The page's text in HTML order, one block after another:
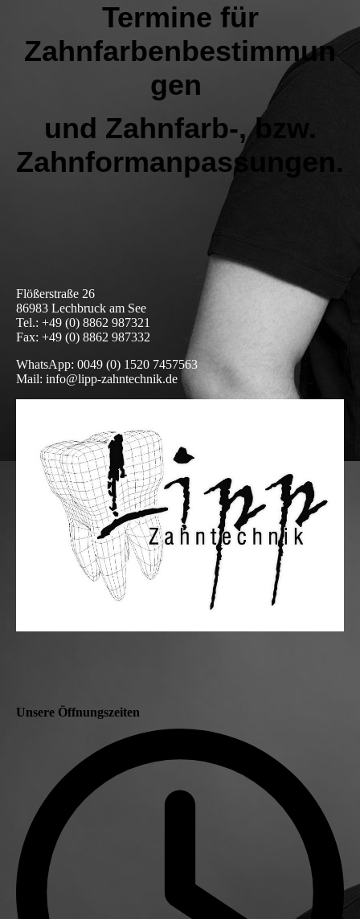
Termine für
Zahnfarbenbestimmun
gen
und Zahnfarb-, bzw.
Zahnformanpassungen.
Flößerstraße 26
86983 Lechbruck am See
Tel.: +49 (0) 8862 987321
Fax: +49 (0) 8862 987332
WhatsApp: 0049 (0) 1520 7457563
Mail: info@lipp-zahntechnik.de
Unsere Öffnungszeiten